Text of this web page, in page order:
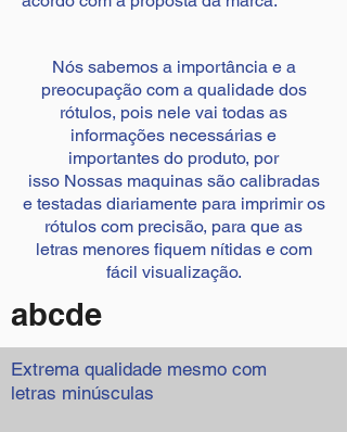
Nós sabemos a importância e a
preocupação com a qualidade dos
rótulos, pois nele vai todas as
informações necessárias e
importantes do produto, por
isso Nossas maquinas são calibradas
e testadas diariamente para imprimir os
rótulos com precisão, para que as
letras menores fiquem nítidas e com
fácil visualização.
abcde
Extrema qualidade mesmo com
letras minúsculas